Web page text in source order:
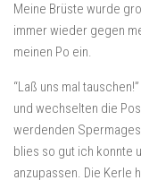
Meine Brüste wurde
immer wieder gegen
meinen Po ein.
“Laß uns mal
und wechselten die
werdenden
blies so gut ich konnte
anzupassen. Die Kerle